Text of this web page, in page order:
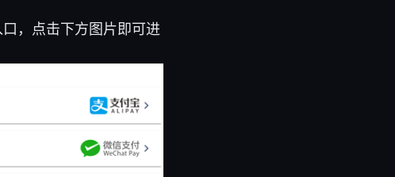
，点击下方图片即可进